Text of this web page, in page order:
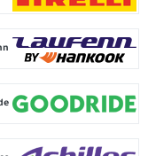
Laufenn
GoodRide